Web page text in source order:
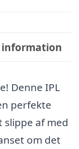
information
Denne IPL
perfekte
af med
om det